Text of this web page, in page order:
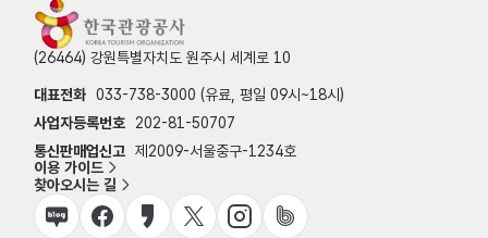
(26464) 강원특별자치도 원주시 세계로 10
대표전화 033-738-3000 (유료, 평일 09시~18시)
사업자등록번호
202-81-50707
통신판매업신고 제2009-서울중구-1234호
이용 가이드
찾아오시는 길